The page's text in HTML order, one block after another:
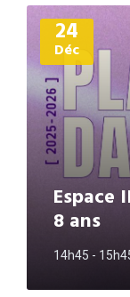
24
Déc
Espace
8 ans
14h45 -
Plus
d'informations